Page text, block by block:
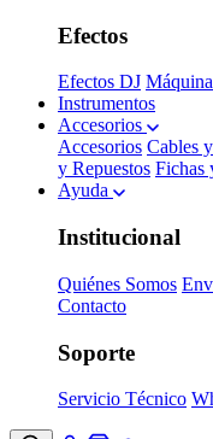
Efectos
Efectos DJ
Instrumentos
Accesorios
Accesorios Cables
y Repuestos Fichas
Ayuda
Institucional
Quiénes Somos
Contacto
Soporte
Servicio Técnico